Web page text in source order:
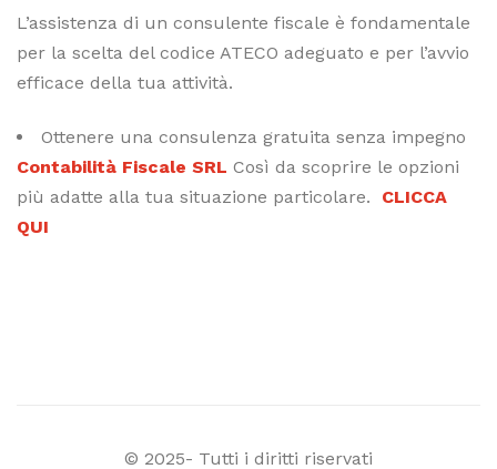
L’assistenza di un consulente fiscale è fondamentale
per la scelta del codice ATECO adeguato e per l’avvio
efficace della tua attività.
Ottenere una consulenza gratuita senza impegno
Contabilità Fiscale SRL Così da scoprire le opzioni
più adatte alla tua situazione particolare. CLICCA
QUI
© 2025- Tutti i diritti riservati